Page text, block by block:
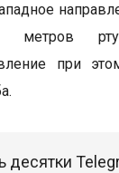
метров
при
десятки